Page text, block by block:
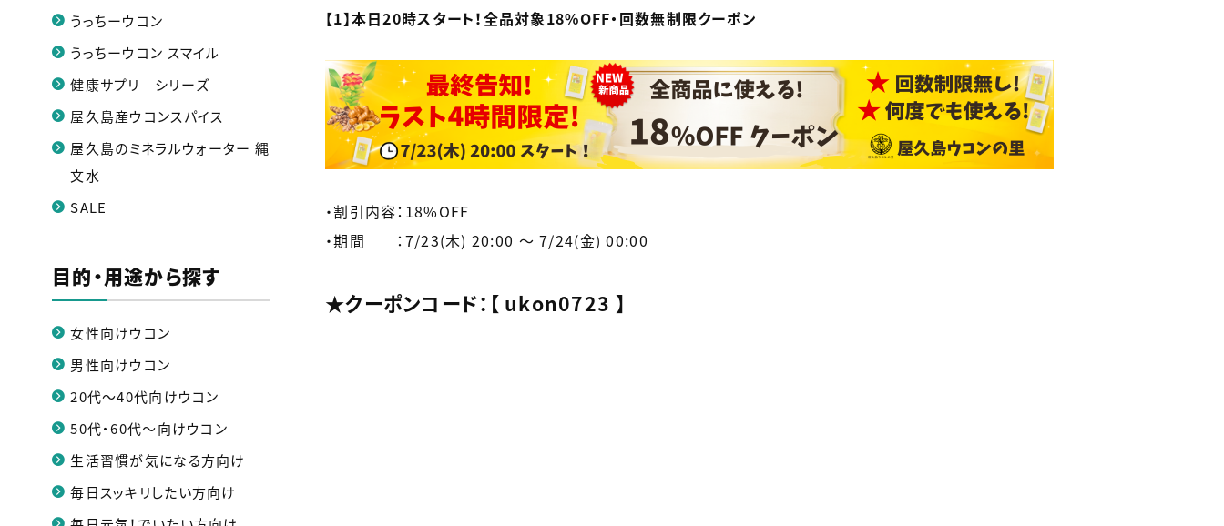
【1】本日20時スタート！全品対象18%OFF・回数無制限クーポン
・割引内容：18%OFF
・期間 ：7/23(木) 20:00 〜 7/24(金) 00:00
★クーポンコード：【 ukon0723 】
うっちーウコン
うっちーウコン スマイル
健康サプリ シリーズ
屋久島産ウコンスパイス
屋久島のミネラルウォーター 縄
文水
SALE
目的・用途から探す
女性向けウコン
男性向けウコン
20代～40代向けウコン
50代・60代～向けウコン
生活習慣が気になる方向け
毎日スッキリしたい方向け